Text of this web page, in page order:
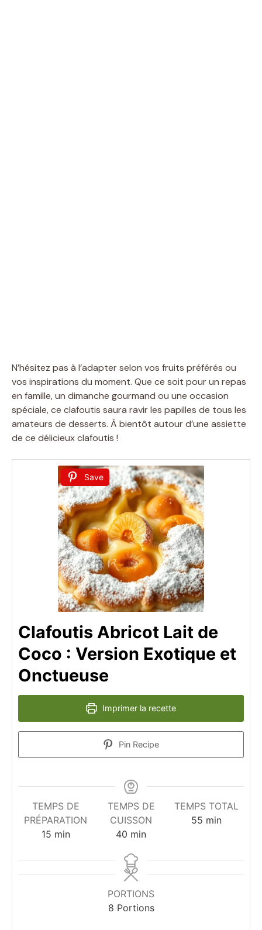
N’hésitez pas à l’adapter selon vos fruits préférés ou
vos inspirations du moment. Que ce soit pour un repas
en famille, un dimanche gourmand ou une occasion
spéciale, ce clafoutis saura ravir les papilles de tous les
amateurs de desserts. À bientôt autour d’une assiette
de ce délicieux clafoutis !
Save
Clafoutis Abricot Lait de
Coco : Version Exotique et
Onctueuse
Imprimer la recette
Pin Recipe
TEMPS DE
PRÉPARATION
15minutes
min
TEMPS DE
CUISSON
40 minutes
min
TEMPS TOTAL
55minutes
min
PORTIONS
8 Portions